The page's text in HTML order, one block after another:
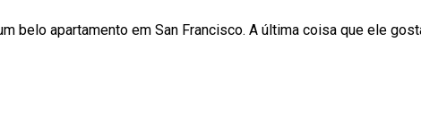
belo apartamento em San Francisco. A última coisa que ele